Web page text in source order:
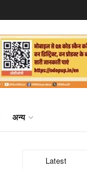
अन्य
Latest